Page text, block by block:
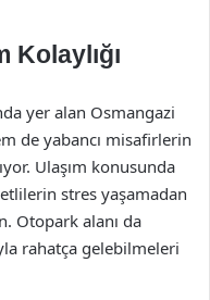
yer alan Osmangazi
de yabancı misafirlerin
Ulaşım konusunda
stres yaşamadan
Otopark alanı da
rahatça gelebilmeleri